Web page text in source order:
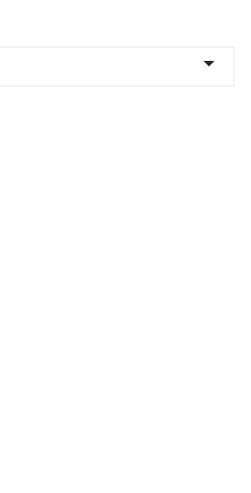
